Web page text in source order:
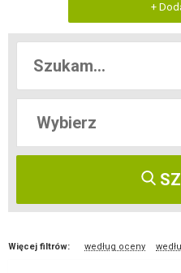
+
Więcej filtrów: według oceny